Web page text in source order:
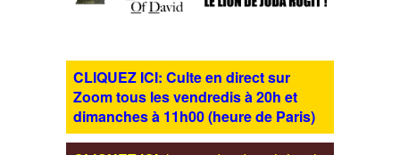
CLIQUEZ ICI: Culte en direct sur
Zoom tous les vendredis à 20h et
dimanches à 11h00 (heure de Paris)